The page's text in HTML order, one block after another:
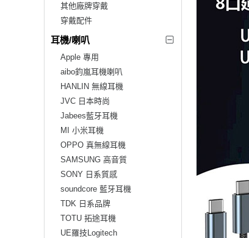
其他廠牌穿戴
穿戴配件
耳機/喇叭
Apple 專用
aibo鈞嵐耳機喇叭
HANLIN 無線耳機
JVC 日本時尚
Jabees藍牙耳機
MI 小米耳機
OPPO 真無線耳機
SAMSUNG 高音質
SONY 日系質感
soundcore 藍牙耳機
TDK 日系品牌
TOTU 拓途耳機
UE羅技Logitech